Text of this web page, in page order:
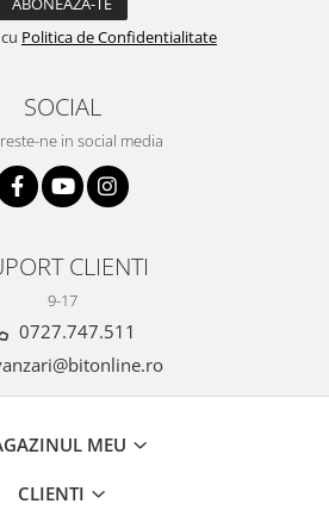
Politica de Confidentialitate
SOCIAL
ne in social media
CLIENTI
9-17
0727.747.511
MEU
CLIENTI